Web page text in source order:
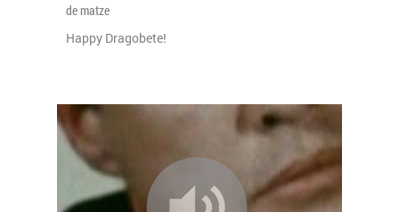
de matze
Happy Dragobete!